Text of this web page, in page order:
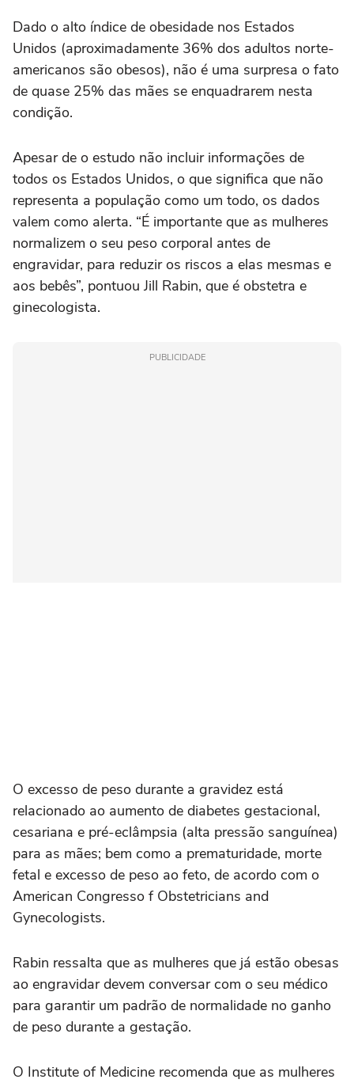
Dado o alto índice de obesidade nos Estados
Unidos (aproximadamente 36% dos adultos norte-
americanos são obesos), não é uma surpresa o fato
de quase 25% das mães se enquadrarem nesta
condição.
Apesar de o estudo não incluir informações de
todos os Estados Unidos, o que significa que não
representa a população como um todo, os dados
valem como alerta. “É importante que as mulheres
normalizem o seu peso corporal antes de
engravidar, para reduzir os riscos a elas mesmas e
aos bebês”, pontuou Jill Rabin, que é obstetra e
ginecologista.
PUBLICIDADE
O excesso de peso durante a gravidez está
relacionado ao aumento de diabetes gestacional,
cesariana e pré-eclâmpsia (alta pressão sanguínea)
para as mães; bem como a prematuridade, morte
fetal e excesso de peso ao feto, de acordo com o
American Congresso f Obstetricians and
Gynecologists.
Rabin ressalta que as mulheres que já estão obesas
ao engravidar devem conversar com o seu médico
para garantir um padrão de normalidade no ganho
de peso durante a gestação.
O Institute of Medicine recomenda que as mulheres